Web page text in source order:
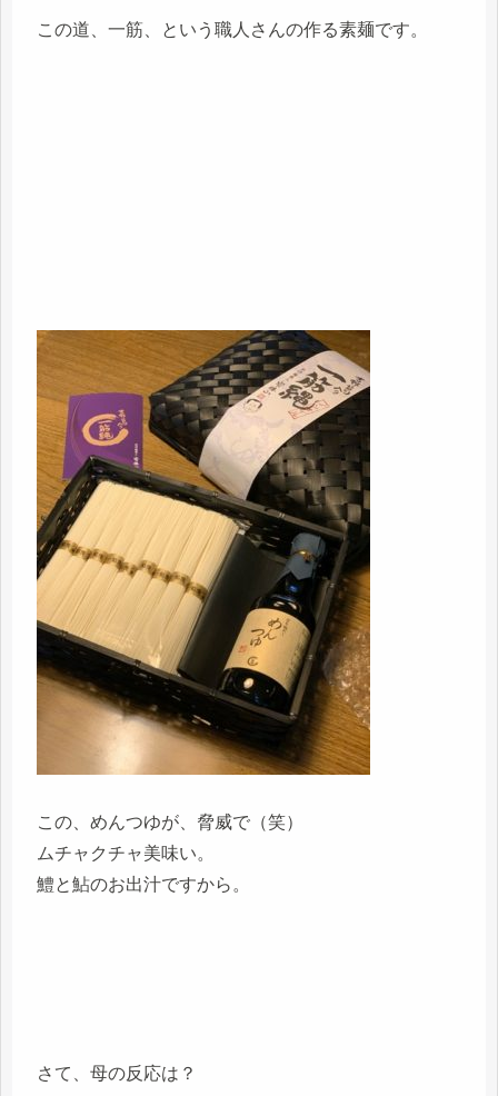
この道、一筋、という職人さんの作る素麺です。
この、めんつゆが、脅威で（笑）
ムチャクチャ美味い。
鱧と鮎のお出汁ですから。
さて、母の反応は？